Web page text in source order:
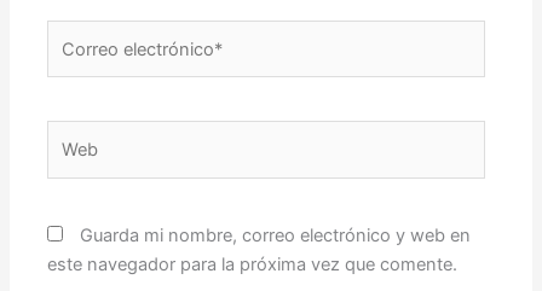
electrónico*
Guarda mi nombre, correo electrónico y web en
este navegador para la próxima vez que comente.